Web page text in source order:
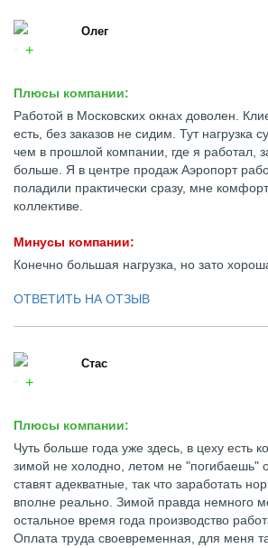
Олег
Плюсы компании:
Работой в Московских окнах доволен.
есть, без заказов не сидим. Тут нагрузка
чем в прошлой компании, где я работал,
больше. Я в центре продаж Аэропорт
поладили практически сразу, мне
коллективе.
Минусы компании:
Конечно большая нагрузка, но зато
ОТВЕТИТЬ НА ОТЗЫВ
Стас
Плюсы компании:
Чуть больше года уже здесь, в цеху есть
зимой не холодно, летом не "погибаешь"
ставят адекватные, так что заработать
вполне реально. Зимой правда немного
остальное время года производство
Оплата труда своевременная, для меня